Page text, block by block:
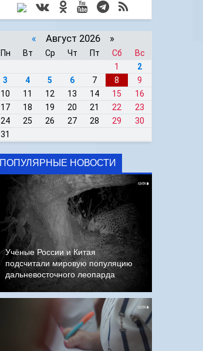
« Август 2026 »
Пн Вт Ср Чт Пт Сб
Вс
1
2
3
4 5 6 7 8
9
10
11 12 13 14 15
16
17
18 19 20 21 22
23
24
25 26 27 28 29
30
31
ПОПУЛЯРНЫЕ НОВОСТИ
Учёные России и Китая
подсчитали мировую популяцию
дальневосточного леопарда